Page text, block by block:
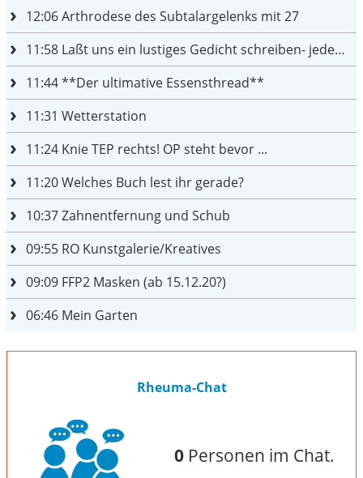
12:06Arthrodese des Subtalargelenks mit 27
11:58 Laßt uns ein lustiges Gedicht schreiben- jeder einen Satz
11:44**Der ultimative Essensthread**
11:31 Wetterstation
11:24 Knie TEP rechts! OP steht bevor ...
11:20Welches Buch lest ihr gerade?
10:37Zahnentfernung und Schub
09:55 RO Kunstgalerie/Kreatives
09:09 FFP2 Masken (ab 15.12.20?)
06:46 Mein Garten
Rheuma-Chat
0Personen im Chat.